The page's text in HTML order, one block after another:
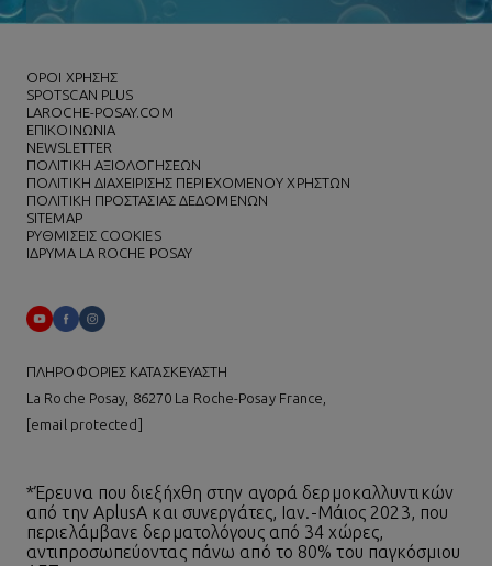
ΌΡΟΙ ΧΡΗΣΗΣ
SPOTSCAN PLUS
LAROCHE-POSAY.COM
ΕΠΙΚΟΙΝΩΝΙΑ
NEWSLETTER
ΠΟΛΙΤΙΚΗ ΑΞΙΟΛΟΓΗΣΕΩΝ
ΠΟΛΙΤΙΚΗ ΔΙΑΧΕΙΡΙΣΗΣ ΠΕΡΙΕΧΟΜΕΝΟΥ ΧΡΗΣΤΩΝ
ΠΟΛΙΤΙΚΗ ΠΡΟΣΤΑΣΙΑΣ ΔΕΔΟΜΕΝΩΝ
SITEMAP
ΡΥΘΜΙΣΕΙΣ COOKIES
ΙΔΡΥΜΑ LA ROCHE POSAY
ΠΛΗΡΟΦΟΡΙΕΣ ΚΑΤΑΣΚΕΥΑΣΤΗ
La Roche Posay, 86270 La Roche-Posay France,
[email protected]
*Έρευνα που διεξήχθη στην αγορά δερμοκαλλυντικών
από την AplusA και συνεργάτες, Ιαν.-Μάιος 2023, που
περιελάμβανε δερματολόγους από 34 χώρες,
αντιπροσωπεύοντας πάνω από το 80% του παγκόσμιου